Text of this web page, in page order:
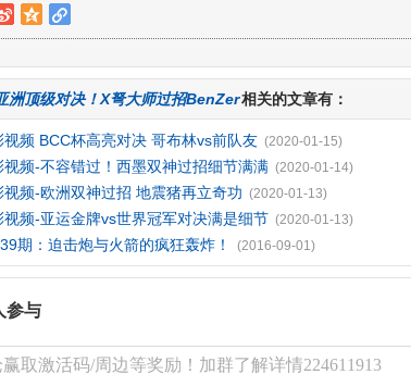
z l
洲顶级对决！X弩大师过招BenZer相关的文章有：
视频 BCC杯高亮对决 哥布林vs前队友 (2020-01-15)
视频-不容错过！西墨双神过招细节满满 (2020-01-14)
视频-欧洲双神过招 地震猪再立奇功 (2020-01-13)
视频-亚运金牌vs世界冠军对决满是细节 (2020-01-13)
期：迫击炮与火箭的疯狂轰炸！ (2016-09-01)
参与
取激活码/周边等奖励！加群了解详情224611913